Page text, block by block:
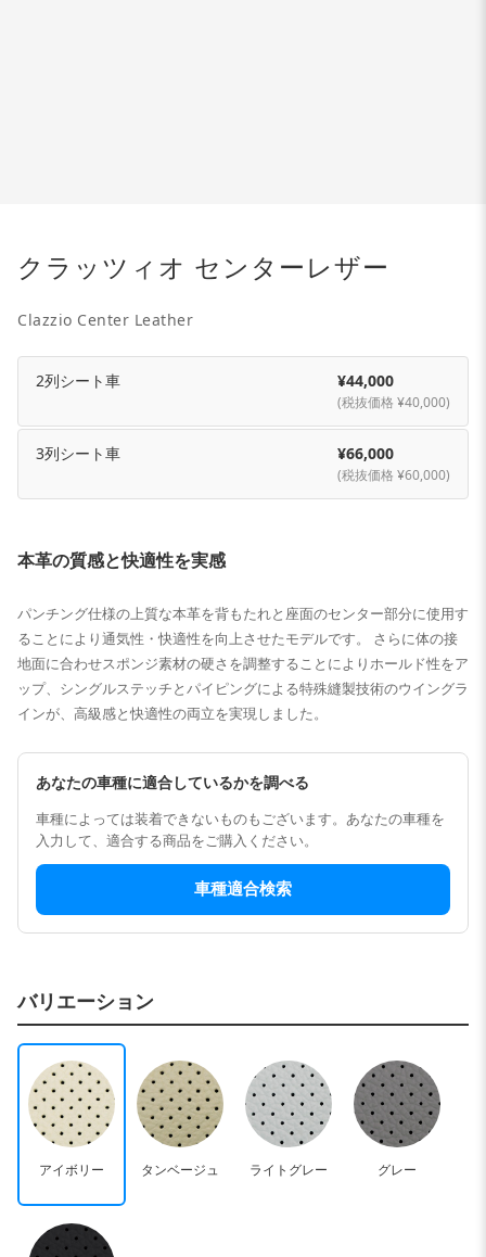
クラッツィオ センターレザー
Clazzio Center Leather
2列シート車 ¥44,000
(税抜価格 ¥40,000)
3列シート車 ¥66,000
(税抜価格 ¥60,000)
本革の質感と快適性を実感
パンチング仕様の上質な本革を背もたれと座面のセンター部分に使用す
ることにより通気性・快適性を向上させたモデルです。 さらに体の接
地面に合わせスポンジ素材の硬さを調整することによりホールド性をア
ップ、シングルステッチとパイピングによる特殊縫製技術のウイングラ
インが、高級感と快適性の両立を実現しました。
あなたの車種に適合しているかを調べる
車種によっては装着できないものもございます。あなたの車種を
入力して、適合する商品をご購入ください。
車種適合検索
バリエーション
アイボリー タンベージュ ライトグレー グレー